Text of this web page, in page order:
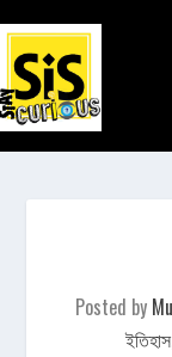
Posted by
ইতিহাস